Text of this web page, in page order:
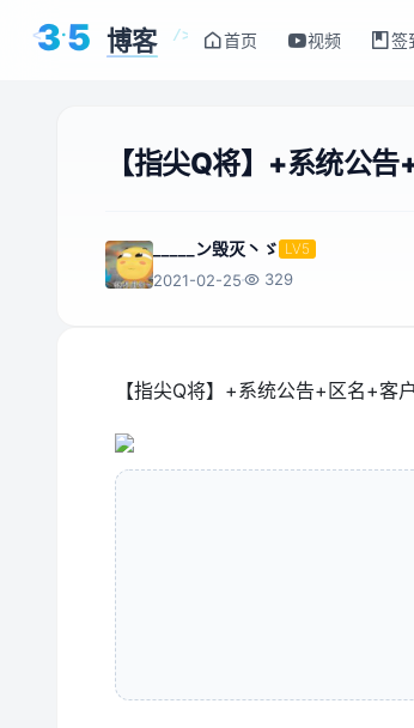
< />
35 博客 首页 视频 签
【指尖Q将】+系统公
_____ン毁灭丶ゞ LV5
2021-02-25 329
【指尖Q将】+系统公告+区名+客